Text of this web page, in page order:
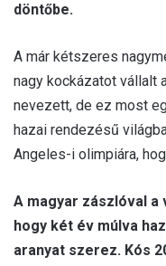
döntőbe.
A már kétszeres
nagy kockázatot vállalt
nevezett, de ez most
hazai rendezésű
Angeles-i olimpiára,
A magyar zászlóval a
hogy két év múlva
aranyat szerez. Kós